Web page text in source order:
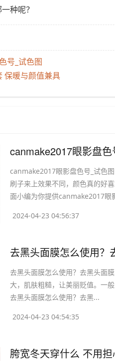
种呢？
号_试色图
保暖与颜值兼具
​canmake2017眼影盘
canmake2017眼影盘色号_试色
刷子来上效果不同，颜色真的好
面小编为你提供canmake2017眼
2024-04-23 04:56:37
去黑头面膜怎么使用？
去黑头面膜怎么使用？去黑头面
大，肌肤粗糙，让美丽贬值。一
去黑头面膜怎么使用？去黑...
2024-04-23 04:54:35
胯宽冬天穿什么 不用